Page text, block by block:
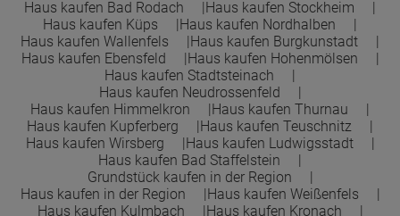
Haus kaufen Bad Rodach
Haus kaufen Stockheim
Haus kaufen Küps
Haus kaufen Nordhalben
Haus kaufen Wallenfels
Haus kaufen Burgkunstadt
Haus kaufen Ebensfeld
Haus kaufen Hohenmölsen
Haus kaufen Stadtsteinach
Haus kaufen Neudrossenfeld
Haus kaufen Himmelkron
Haus kaufen Thurnau
Haus kaufen Kupferberg
Haus kaufen Teuschnitz
Haus kaufen Wirsberg
Haus kaufen Ludwigsstadt
Haus kaufen Bad Staffelstein
Grundstück kaufen in der Region
Haus kaufen in der Region
Haus kaufen Weißenfels
Haus kaufen Kulmbach
Haus kaufen Kronach